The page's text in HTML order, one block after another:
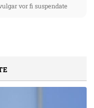
vor fi suspendate